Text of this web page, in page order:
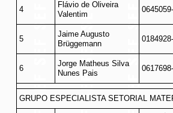
4
Flávio de Oliveira
Valentim
5
Jaime Augusto
Brüggemann
6
Jorge Matheus Silva
Nunes Pais
GRUPO ESPECIALISTA SETORIAL